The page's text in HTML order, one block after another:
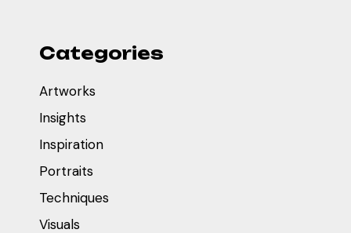
Categories
Artworks
Insights
Inspiration
Portraits
Techniques
Visuals